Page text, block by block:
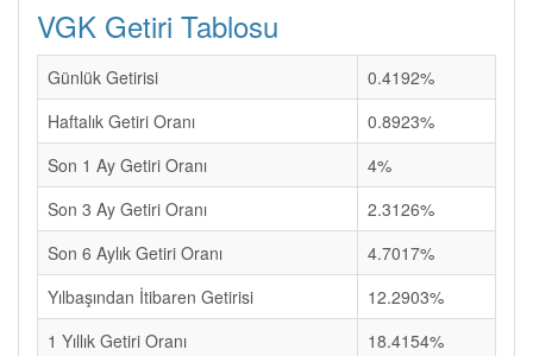
VGK Getiri Tablosu
Günlük Getirisi
0.4192%
Haftalık Getiri Oranı
0.8923%
Son 1 Ay Getiri Oranı
4%
Son 3 Ay Getiri Oranı
2.3126%
Son 6 Aylık Getiri Oranı
4.7017%
Yılbaşından İtibaren Getirisi
12.2903%
1 Yıllık Getiri Oranı
18.4154%